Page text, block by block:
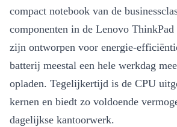
compact notebook van de
componenten in de Lenovo
zijn ontworpen voor energie-
batterij meestal een hele werkdag
opladen. Tegelijkertijd is de CPU
kernen en biedt zo voldoende
dagelijkse kantoorwerk.